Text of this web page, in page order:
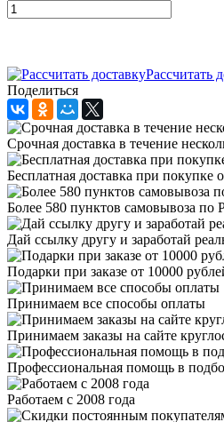
Рассчитать
Поделиться
Cрочная доставка в течение
Бесплатная доставка при покупке
Более 580 пунктов самовывоза по
Дай ссылку другу и заработай
Подарки при заказе от 10000
Принимаем все способы оплаты
Принимаем заказы на сайте
Профессиональная помощь в
Работаем с 2008 года